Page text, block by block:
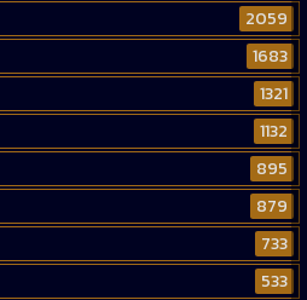
2059
1683
1321
1132
895
879
733
533